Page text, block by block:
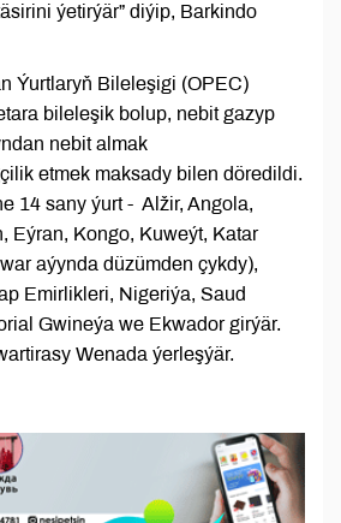
ýetirýär” diýip, Barkindo
Ýurtlaryň Bileleşigi (OPEC)
bileleşik bolup, nebit gazyp
nebit almak
etmek maksady bilen döredildi.
14 sany ýurt - Alžir, Angola,
Eýran, Kongo, Kuweýt, Katar
aýynda düzümden çykdy),
Emirlikleri, Nigeriýa, Saud
Gwineýa we Ekwador girýär.
Wenada ýerleşýär.